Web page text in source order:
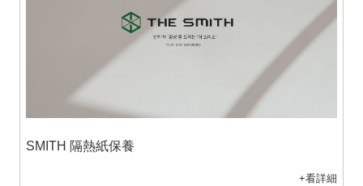
SMITH 隔熱紙保養
+看詳細